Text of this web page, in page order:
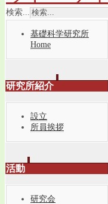
検索...
基礎科学研究所
Home
研究所紹介
設立
所員挨拶
活動
研究会